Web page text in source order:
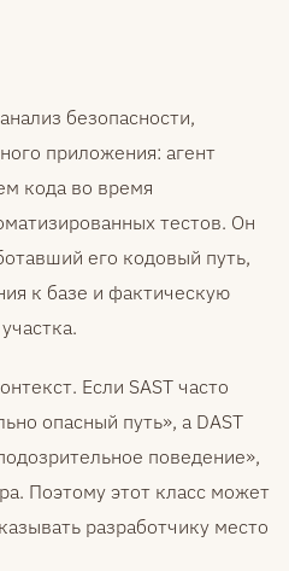
безопасности,
приложения: агент
кода во время
тестов. Он
его кодовый путь,
к базе и фактическую
Если SAST часто
опасный путь», а DAST
поведение»,
Поэтому этот класс может
разработчику место